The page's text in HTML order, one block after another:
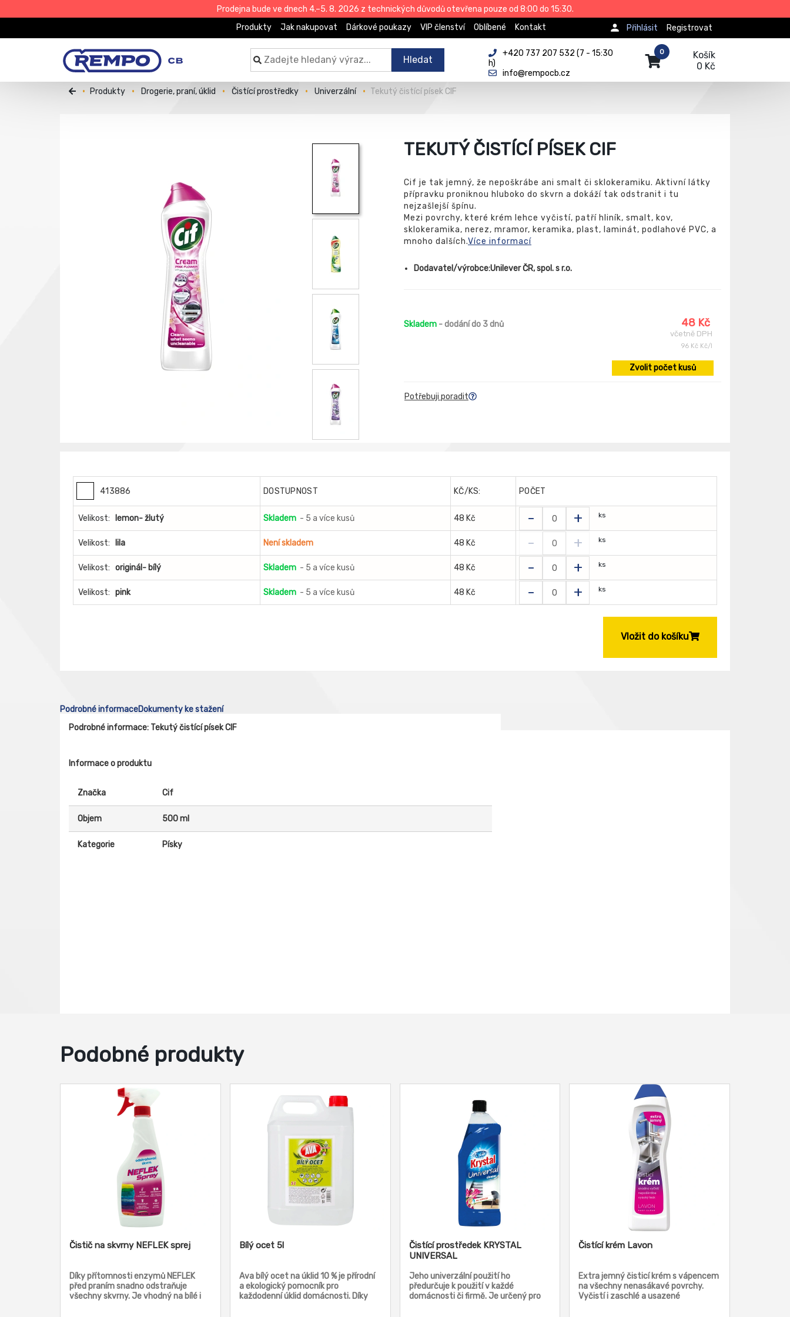
Prodejna bude ve dnech 4.–5. 8. 2026 z technických důvodů otevřena pouze od 8:00 do 15:30.
Produkty Jak nakupovat Dárkové poukazy VIP členství Oblíbené Kontakt Registrovat
Přihlásit
Hledat
+420 737 207 532 (7 - 15:30
h)
info@rempocb.cz
Košík
0 Kč
0
Produkty Drogerie, praní, úklid Čistící prostředky Univerzální Tekutý čistící písek CIF
TEKUTÝ ČISTÍCÍ PÍSEK CIF
Cif je tak jemný, že nepoškrábe ani smalt či sklokeramiku. Aktivní látky
přípravku proniknou hluboko do skvrn a dokáží tak odstranit i tu
nejzašlejší špínu.
Mezi povrchy, které krém lehce vyčistí, patří hliník, smalt, kov,
sklokeramika, nerez, mramor, keramika, plast, laminát, podlahové PVC, a
mnoho dalších.Více informací
Dodavatel/výrobce:Unilever ČR, spol. s r.o.
Skladem - dodání do 3 dnů 48 Kč
včetně DPH
96 Kč Kč/l
Zvolit počet kusů
Potřebuji poradit
413886 DOSTUPNOST KČ/KS: POČET
Velikost: lemon- žlutý Skladem - 5 a více kusů 48 Kč - + ks
Velikost: lila Není skladem 48 Kč - + ks
Velikost: originál- bílý Skladem - 5 a více kusů 48 Kč - + ks
Velikost: pink Skladem - 5 a více kusů 48 Kč - + ks
Vložit do košíku
Podrobné informaceDokumenty ke stažení
Podrobné informace: Tekutý čistící písek CIF
Informace o produktu
Značka Cif
Objem 500 ml
Kategorie Písky
Podobné produkty
Čistič na skvrny NEFLEK sprej
Díky přítomnosti enzymů NEFLEK
před praním snadno odstraňuje
všechny skvrny. Je vhodný na bílé i
Bílý ocet 5l
Ava bílý ocet na úklid 10 % je přírodní
a ekologický pomocník pro
každodenní úklid domácnosti. Díky
Čistící prostředek KRYSTAL
UNIVERSAL
Jeho univerzální použití ho
předurčuje k použití v každé
domácnosti či firmě. Je určený pro
Čistící krém Lavon
Extra jemný čisticí krém s vápencem
na všechny nenasákavé povrchy.
Vyčistí i zaschlé a usazené